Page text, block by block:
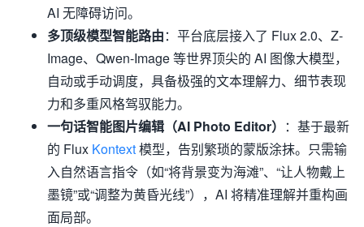
AI 无障碍访问。
多顶级模型智能路由：平台底层接入了 Flux 2.0、Z-
Image、Qwen-Image 等世界顶尖的 AI 图像大模型，
自动或手动调度，具备极强的文本理解力、细节表现
力和多重风格驾驭能力。
一句话智能图片编辑（AI Photo Editor） ：基于最新
的 Flux Kontext模型，告别繁琐的蒙版涂抹。只需输
入自然语言指令（如“将背景变为海滩”、“让人物戴上
墨镜”或“调整为黄昏光线”），AI 将精准理解并重构画
面局部。